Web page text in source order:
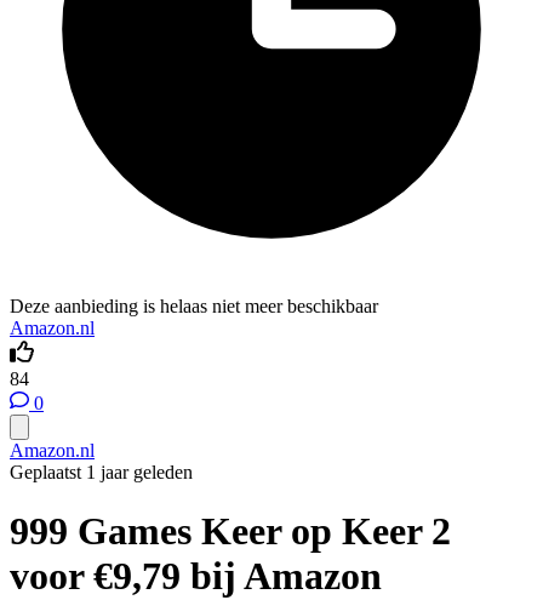
Deze aanbieding is helaas niet meer beschikbaar
Amazon.nl
84
0
Amazon.nl
Geplaatst 1 jaar geleden
999 Games Keer op Keer 2
voor €9,79 bij Amazon